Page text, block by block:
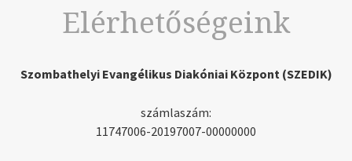
Elérhetőségeink
Szombathelyi Evangélikus Diakóniai Központ (SZEDIK)
számlaszám:
11747006-20197007-00000000